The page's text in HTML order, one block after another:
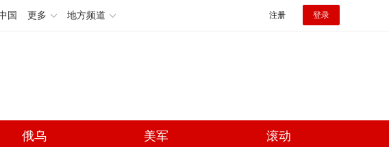
国 更多 地方频道 注册 登录
俄乌 美军 滚动